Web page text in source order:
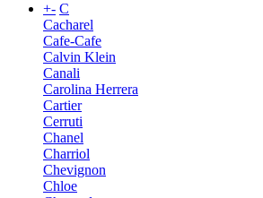
+- C
Cacharel
Cafe-Cafe
Calvin Klein
Canali
Carolina Herrera
Cartier
Cerruti
Chanel
Charriol
Chevignon
Chloe